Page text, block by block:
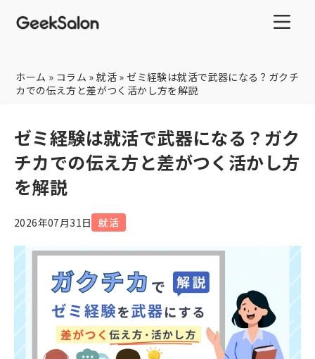
ホーム » コラム »就活 »ゼミ経験は就活で武器になる？ガクチ
カでの伝え方と差がつく活かし方を解説
ゼミ経験は就活で武器になる？ガク
チカでの伝え方と差がつく活かし方
を解説
2026年07月31日 就活